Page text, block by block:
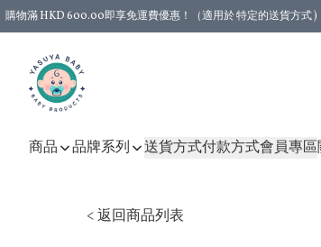
購物滿 HKD 600.00即享免運費優惠！（適用於 特定的送貨方式 )
商品 品牌系列 送貨方式付款方式會員專區
< 返回商品列表